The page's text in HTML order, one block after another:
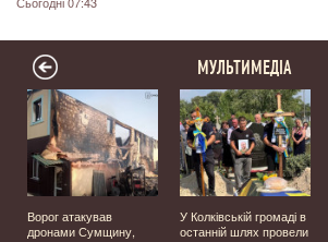
МУЛЬТИМЕДІА
Ворог атакував
дронами Сумщину,
У Колківській громаді в
останній шлях провели